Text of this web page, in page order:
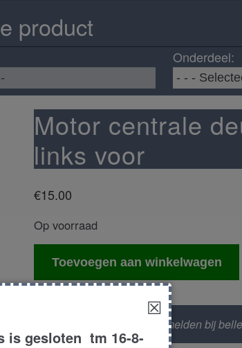
product
Onderdeel:
Motor centrale
links voor
€15.00
Op voorraad
Motor
voor
Toevoegen aan winkelwagen
(graag melden bij
☒
is gesloten tm 16-8-